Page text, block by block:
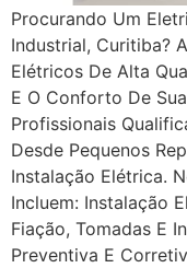
Procurando Um
Industrial, Curitiba?
Elétricos De Alta
E O Conforto De
Profissionais
Desde Pequenos
Instalação Elétrica.
Incluem: Instalação
Fiação, Tomadas E
Preventiva E